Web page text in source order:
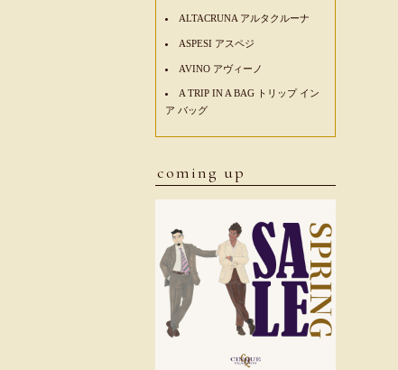
ALTACRUNA アルタクルーナ
ASPESI アスペジ
AVINO アヴィーノ
A TRIP IN A BAG トリップ イン
ア バッグ
coming up